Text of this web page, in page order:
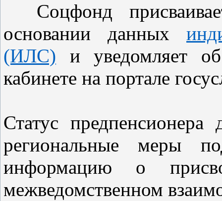
Соцфонд
основании данных
(ИЛС) и уведомляет
кабинете на портале
Статус
региональные меры
информацию о
межведомственном